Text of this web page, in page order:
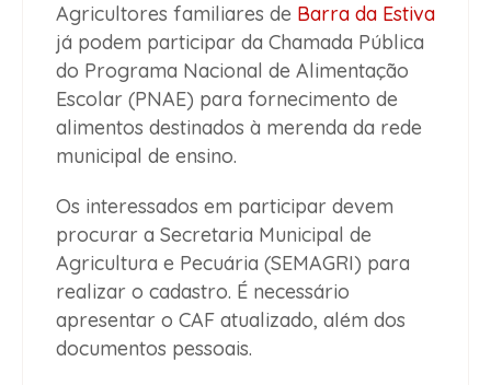
Agricultores familiares de Barra da Estiva
já podem participar da Chamada Pública
do Programa Nacional de Alimentação
Escolar (PNAE) para fornecimento de
alimentos destinados à merenda da rede
municipal de ensino.
Os interessados em participar devem
procurar a Secretaria Municipal de
Agricultura e Pecuária (SEMAGRI) para
realizar o cadastro. É necessário
apresentar o CAF atualizado, além dos
documentos pessoais.